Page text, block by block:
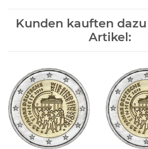
Kunden kauften
Artikel: